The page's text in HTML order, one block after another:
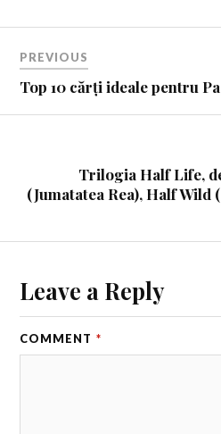
PREVIOUS
Top 10 cărți ideale pentru
Trilogia Half Life,
(Jumatatea Rea), Half Wild
Leave a Reply
COMMENT *